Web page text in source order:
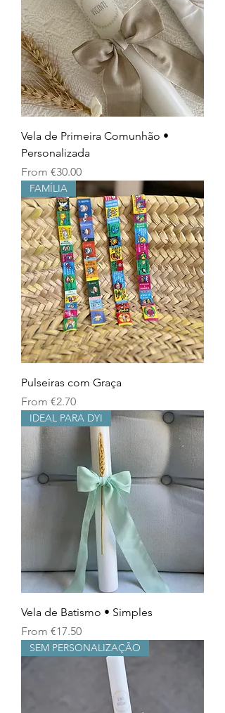
Vela de Primeira Comunhão •
Personalizada
From €30.00
Sale Price
FAMÍLIA
Pulseiras com Graça
From €2.70
Sale Price
IDEAL PARA DYI
Vela de Batismo • Simples
From €17.50
Sale Price
SEM PERSONALIZAÇÃO